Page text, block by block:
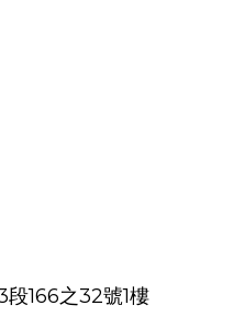
166之32號1樓